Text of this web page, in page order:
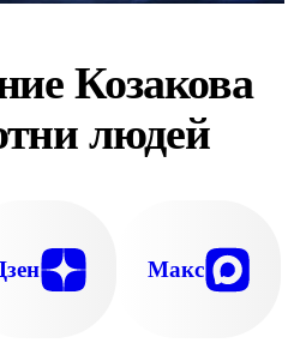
Козакова
людей
Макс